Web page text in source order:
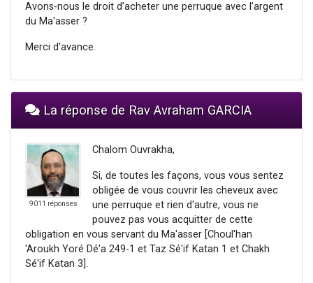
Avons-nous le droit d’acheter une perruque avec l’argent
du Ma'asser ?
Merci d’avance.
La réponse de Rav Avraham GARCIA
9011 réponses
Chalom Ouvrakha,
Si, de toutes les façons, vous vous sentez
obligée de vous couvrir les cheveux avec
une perruque et rien d'autre, vous ne
pouvez pas vous acquitter de cette
obligation en vous servant du Ma'asser [Choul'han
'Aroukh Yoré Dé'a 249-1 et Taz Sé'if Katan 1 et Chakh
Sé'if Katan 3].